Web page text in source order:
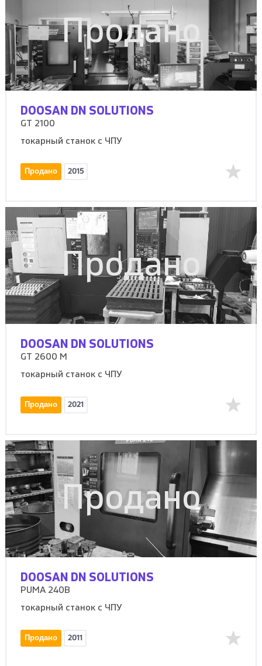
Продано
DOOSAN DN SOLUTIONS
GT 2100
токарный станок с ЧПУ
Продано 2015
Продано
DOOSAN DN SOLUTIONS
GT 2600 M
токарный станок с ЧПУ
Продано 2021
Продано
DOOSAN DN SOLUTIONS
PUMA 240B
токарный станок с ЧПУ
Продано 2011